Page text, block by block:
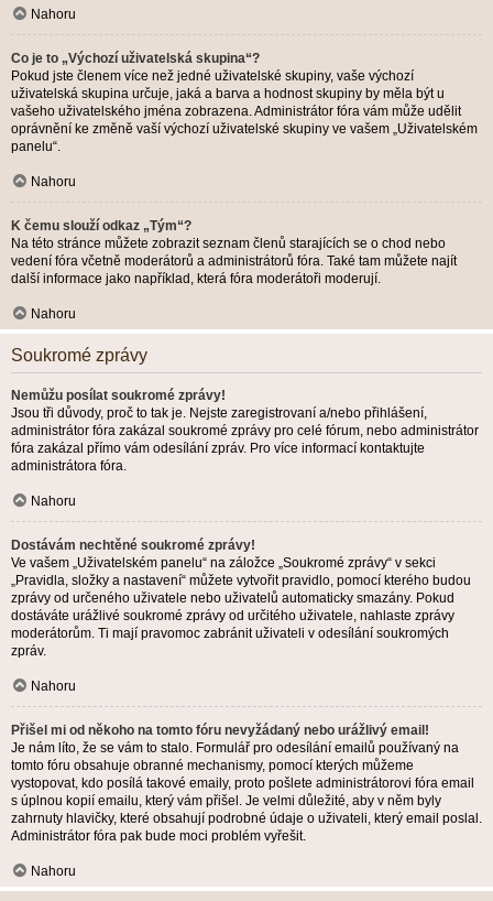
Nahoru
Co je to „Výchozí uživatelská skupina“?
Pokud jste členem více než jedné uživatelské skupiny, vaše výchozí
uživatelská skupina určuje, jaká a barva a hodnost skupiny by měla být u
vašeho uživatelského jména zobrazena. Administrátor fóra vám může udělit
oprávnění ke změně vaší výchozí uživatelské skupiny ve vašem „Uživatelském
panelu“.
Nahoru
K čemu slouží odkaz „Tým“?
Na této stránce můžete zobrazit seznam členů starajících se o chod nebo
vedení fóra včetně moderátorů a administrátorů fóra. Také tam můžete najít
další informace jako například, která fóra moderátoři moderují.
Nahoru
Soukromé zprávy
Nemůžu posílat soukromé zprávy!
Jsou tři důvody, proč to tak je. Nejste zaregistrovaní a/nebo přihlášení,
administrátor fóra zakázal soukromé zprávy pro celé fórum, nebo administrátor
fóra zakázal přímo vám odesílání zpráv. Pro více informací kontaktujte
administrátora fóra.
Nahoru
Dostávám nechtěné soukromé zprávy!
Ve vašem „Uživatelském panelu“ na záložce „Soukromé zprávy“ v sekci
„Pravidla, složky a nastavení“ můžete vytvořit pravidlo, pomocí kterého budou
zprávy od určeného uživatele nebo uživatelů automaticky smazány. Pokud
dostáváte urážlivé soukromé zprávy od určitého uživatele, nahlaste zprávy
moderátorům. Ti mají pravomoc zabránit uživateli v odesílání soukromých
zpráv.
Nahoru
Přišel mi od někoho na tomto fóru nevyžádaný nebo urážlivý email!
Je nám líto, že se vám to stalo. Formulář pro odesílání emailů používaný na
tomto fóru obsahuje obranné mechanismy, pomocí kterých můžeme
vystopovat, kdo posílá takové emaily, proto pošlete administrátorovi fóra email
s úplnou kopií emailu, který vám přišel. Je velmi důležité, aby v něm byly
zahrnuty hlavičky, které obsahují podrobné údaje o uživateli, který email poslal.
Administrátor fóra pak bude moci problém vyřešit.
Nahoru